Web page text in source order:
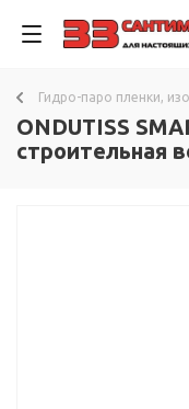
Гидро-паро пленки,
ONDUTISS
строительная